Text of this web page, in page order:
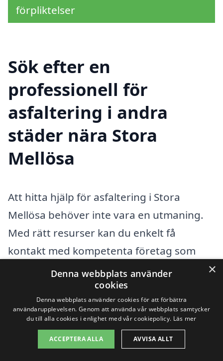
förpliktelser
Sök efter en
professionell för
asfaltering i andra
städer nära Stora
Mellösa
Att hitta hjälp för asfaltering i Stora
Mellösa behöver inte vara en utmaning.
Med rätt resurser kan du enkelt få
kontakt med kompetenta företag som
erbjuder asfalteringstjänster. Oavsett om
du behöver en ny uppfart, asfaltering av
en parkering eller reparation av ett
vägyta, finns det flera alternativ för att få
jobbet gjort på ett professionellt sätt.
×
Denna webbplats använder
cookies
Denna webbplats använder cookies för att förbättra
användarupplevelsen. Genom att använda vår webbplats samtycker
du till alla cookies i enlighet med vår cookiepolicy. Läs mer
ACCEPTERA ALLA AVVISA ALLT